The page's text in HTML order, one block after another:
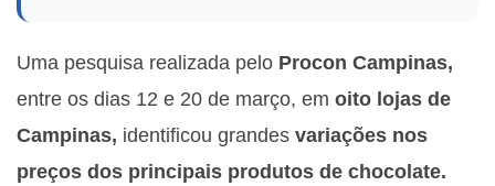
Uma pesquisa realizada pelo Procon Campinas,
entre os dias 12 e 20 de março, em oito lojas de
Campinas, identificou grandes variações nos
preços dos principais produtos de chocolate.